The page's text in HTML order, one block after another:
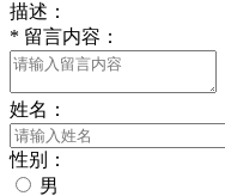
描述：
* 留言内容：
姓名：
性别：
男